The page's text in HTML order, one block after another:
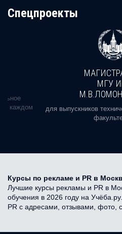
Cпецпроекты
в каждом
МГУ
для выпускников
Курсы по рекламе и PR в
Лучшие курсы рекламы и PR в
обучения в 2026 году на
PR с адресами, отзывами, фото,